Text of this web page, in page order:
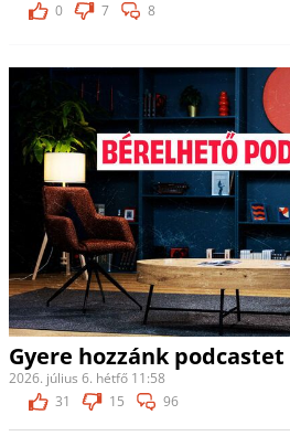
0
7 8
Gyere hozzánk
2026. július 6. hétfő 11:58
31
15 96